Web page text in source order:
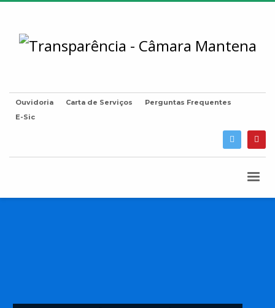
Ouvidoria Carta de Serviços
Perguntas Frequentes
E-Sic